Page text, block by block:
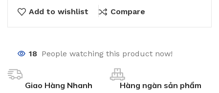
Add to wishlist Compare
18 People watching this product now!
Giao Hàng Nhanh Hàng ngàn sản phẩm